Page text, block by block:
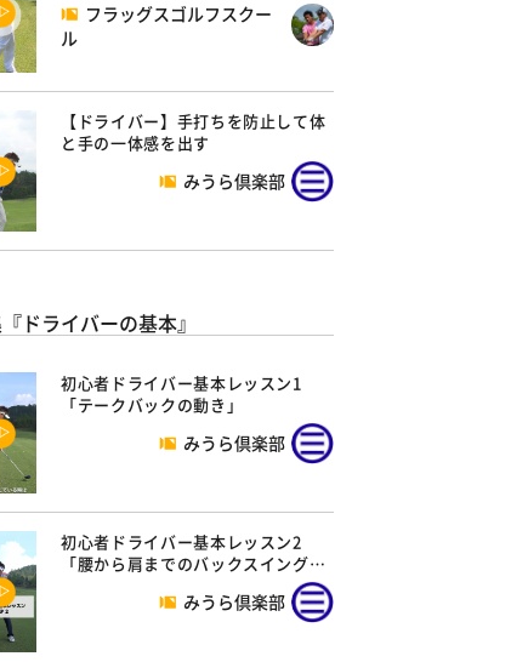
フラッグスゴルフスクー
ル
【ドライバー】手打ちを防止して体
と手の一体感を出す
みうら倶楽部
ドライバーの基本』
初心者ドライバー基本レッスン1
「テークバックの動き」
みうら倶楽部
初心者ドライバー基本レッスン2
「腰から肩までのバックスイング…
みうら倶楽部